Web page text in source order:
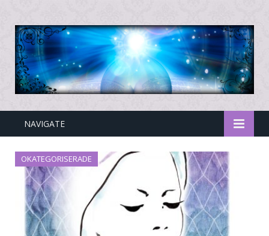
NAVIGATE
OKATEGORISERADE